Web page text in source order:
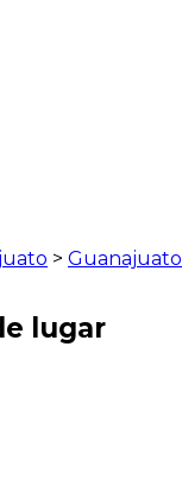
> Guanajuato
lugar